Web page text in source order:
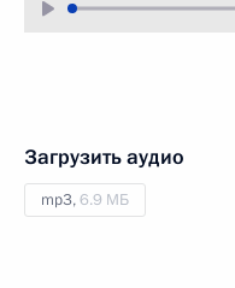
Загрузить аудио
mp3,6.9 МБ